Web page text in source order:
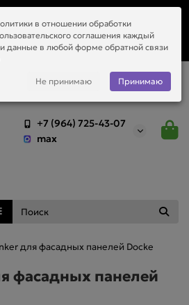
+7 (964) 725-43-07
max
для фасадных панелей Docke
фасадных панелей
в отношении обработки
соглашения каждый
данные в любой форме обратной связи
Не принимаю Принимаю